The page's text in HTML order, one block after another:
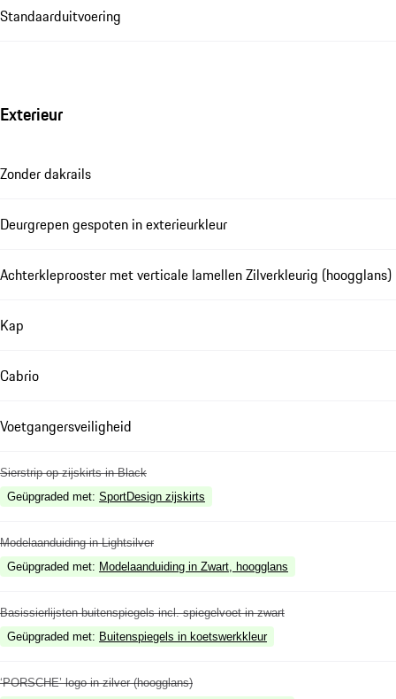
Standaarduitvoering
Exterieur
Zonder dakrails
Deurgrepen gespoten in exterieurkleur
Achterkleprooster met verticale lamellen Zilverkleurig (hoogglans)
Kap
Cabrio
Voetgangersveiligheid
Sierstrip op zijskirts in Black
Geüpgraded met: SportDesign zijskirts
Modelaanduiding in Lightsilver
Geüpgraded met: Modelaanduiding in Zwart, hoogglans
Basissierlijsten buitenspiegels incl. spiegelvoet in zwart
Geüpgraded met: Buitenspiegels in koetswerkkleur
‘PORSCHE’ logo in zilver (hoogglans)